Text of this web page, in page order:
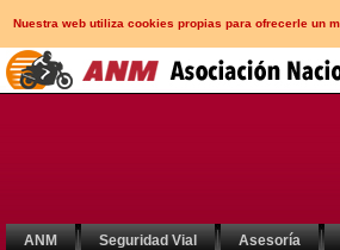
Nuestra web utiliza cookies propias para ofrecerle un
ANM Seguridad Vial Asesoría